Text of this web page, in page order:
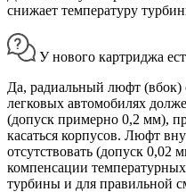
снижает температуру
У нового картриджа
Да, радиальный люфт (вбок)
легковых автомобилях
(допуск примерно 0,2 мм),
касаться корпусов. Люфт
отсутствовать (допуск 0,02
компенсации
турбины и для правильной